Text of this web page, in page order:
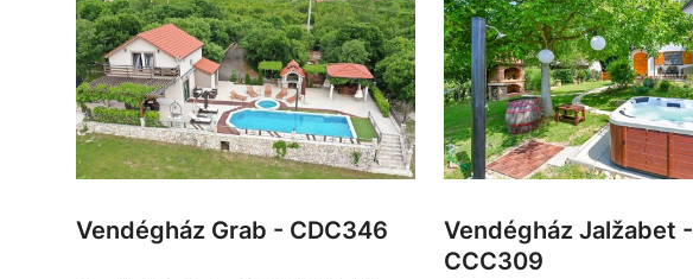
Szállások Hajdúszoboszlón
Vendégház Grab - CDC346
Vendégház Jalžabet -
CCC309